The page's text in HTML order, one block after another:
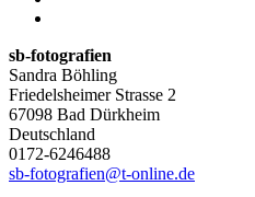
sb-fotografien
Sandra Böhling
Friedelsheimer Strasse 2
67098 Bad Dürkheim
Deutschland
0172-6246488
sb-fotografien@t-online.de